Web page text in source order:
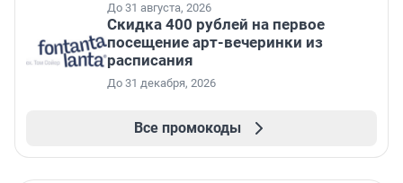
До 31 августа, 2026
Cкидка 400 рублей на первое
посещение арт-вечеринки из
расписания
До 31 декабря, 2026
Все промокоды